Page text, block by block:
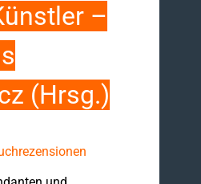
–
(Hrsg.)